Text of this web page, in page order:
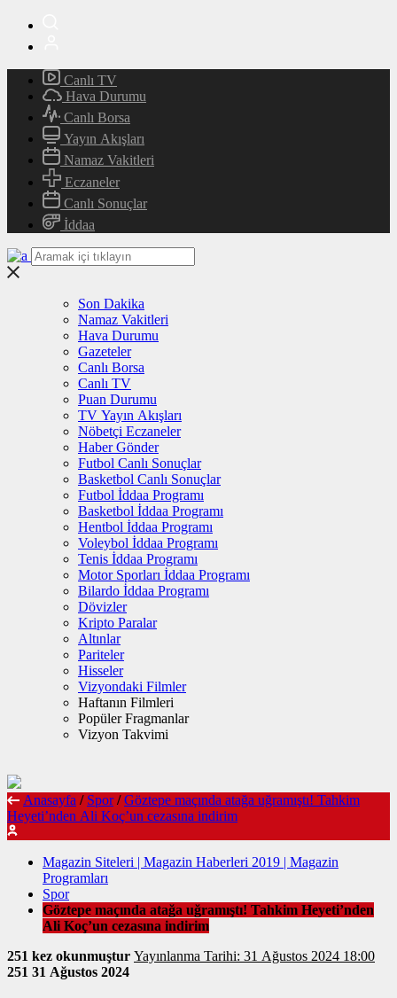
Canlı TV
Hava Durumu
Canlı Borsa
Yayın Akışları
Namaz Vakitleri
Eczaneler
Canlı Sonuçlar
İddaa
Son Dakika
Namaz Vakitleri
Hava Durumu
Gazeteler
Canlı Borsa
Canlı TV
Puan Durumu
TV Yayın Akışları
Nöbetçi Eczaneler
Haber Gönder
Futbol Canlı Sonuçlar
Basketbol Canlı Sonuçlar
Futbol İddaa Programı
Basketbol İddaa Programı
Hentbol İddaa Programı
Voleybol İddaa Programı
Tenis İddaa Programı
Motor Sporları İddaa Programı
Bilardo İddaa Programı
Dövizler
Kripto Paralar
Altınlar
Pariteler
Hisseler
Vizyondaki Filmler
Haftanın Filmleri
Popüler Fragmanlar
Vizyon Takvimi
Anasayfa / Spor / Göztepe maçında atağa uğramıştı! Tahkim
Heyeti’nden Ali Koç’un cezasına indirim
Magazin Siteleri | Magazin Haberleri 2019 | Magazin
Programları
Spor
Göztepe maçında atağa uğramıştı! Tahkim Heyeti’nden
Ali Koç’un cezasına indirim
251 kez okunmuştur
Yayınlanma Tarihi: 31 Ağustos 2024 18:00
251 31 Ağustos 2024